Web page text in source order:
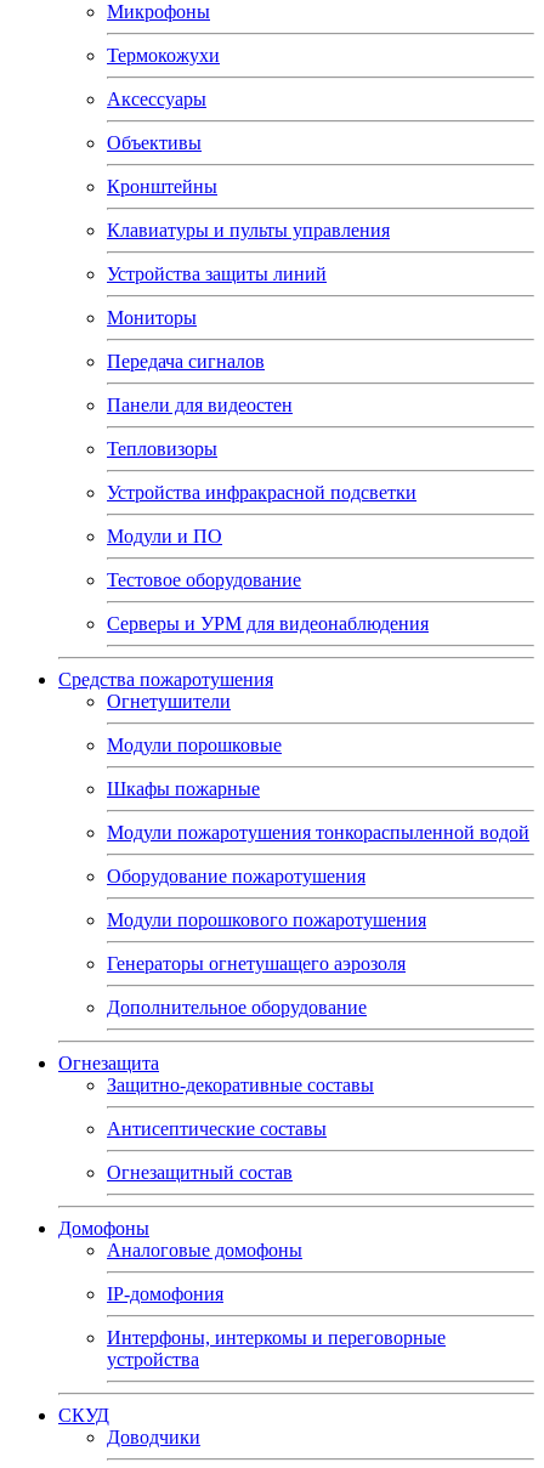
Микрофоны
Термокожухи
Аксессуары
Объективы
Кронштейны
Клавиатуры и пульты управления
Устройства защиты линий
Мониторы
Передача сигналов
Панели для видеостен
Тепловизоры
Устройства инфракрасной подсветки
Модули и ПО
Тестовое оборудование
Серверы и УРМ для видеонаблюдения
Средства пожаротушения
Огнетушители
Модули порошковые
Шкафы пожарные
Модули пожаротушения тонкораспыленной водой
Оборудование пожаротушения
Модули порошкового пожаротушения
Генераторы огнетушащего аэрозоля
Дополнительное оборудование
Огнезащита
Защитно-декоративные составы
Антисептические составы
Огнезащитный состав
Домофоны
Аналоговые домофоны
IP-домофония
Интерфоны, интеркомы и переговорные
устройства
СКУД
Доводчики